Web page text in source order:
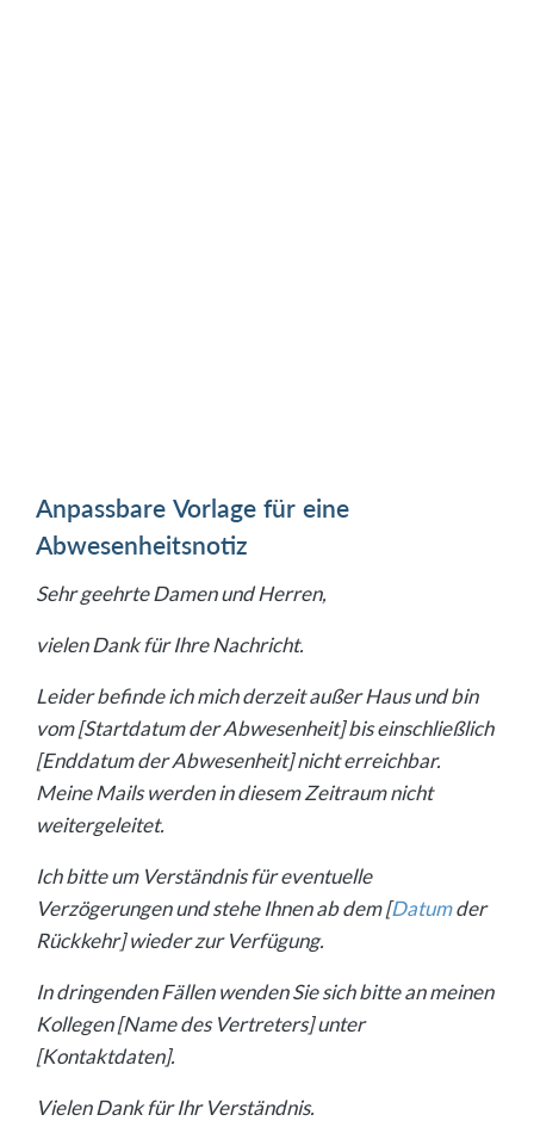
Welche Fehler gilt es bei Abwesenheitsnotizen zu
vermeiden?
Anpassbare Vorlage für eine
Abwesenheitsnotiz
Sehr geehrte Damen und Herren,
vielen Dank für Ihre Nachricht.
Leider befinde ich mich derzeit außer Haus und bin
vom [Startdatum der Abwesenheit] bis einschließlich
[Enddatum der Abwesenheit] nicht erreichbar.
Meine Mails werden in diesem Zeitraum nicht
weitergeleitet.
Ich bitte um Verständnis für eventuelle
Verzögerungen und stehe Ihnen ab dem [Datumder
Rückkehr] wieder zur Verfügung.
In dringenden Fällen wenden Sie sich bitte an meinen
Kollegen [Name des Vertreters] unter
[Kontaktdaten].
Vielen Dank für Ihr Verständnis.